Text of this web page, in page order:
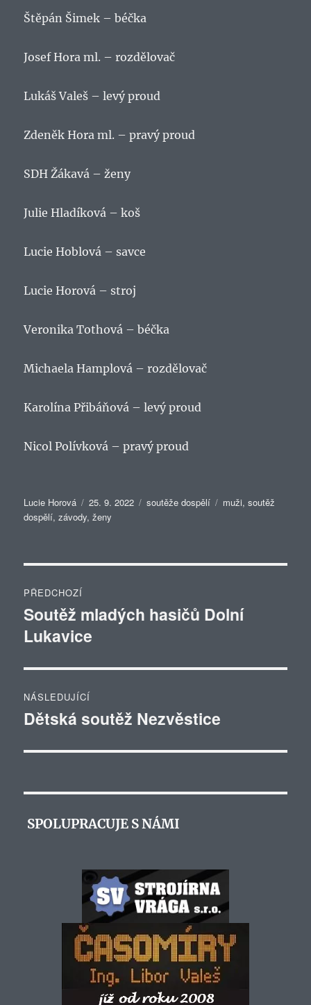
Štěpán Šimek – béčka
Josef Hora ml. – rozdělovač
Lukáš Valeš – levý proud
Zdeněk Hora ml. – pravý proud
SDH Žákavá – ženy
Julie Hladíková – koš
Lucie Hoblová – savce
Lucie Horová – stroj
Veronika Tothová – béčka
Michaela Hamplová – rozdělovač
Karolína Přibáňová – levý proud
Nicol Polívková – pravý proud
Autor:
Lucie Horová Publikováno:
25. 9. 2022 Rubriky:
soutěže dospělí Štítky:
muži,soutěž
dospělí,závody,ženy
pro
příspěvek
PŘEDCHOZÍ
Předchozí
příspěvek:
Soutěž mladých hasičů Dolní
Lukavice
NÁSLEDUJÍCÍ
Následující
Dětská soutěž Nezvěstice
SPOLUPRACUJE S NÁMI